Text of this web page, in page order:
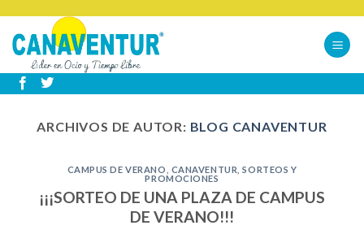
content
ARCHIVOS DE AUTOR: BLOG CANAVENTUR
CAMPUS DE VERANO CANAVENTUR ,SORTEOS Y
PROMOCIONES
¡¡¡SORTEO DE UNA PLAZA DE CAMPUS
DE VERANO!!!